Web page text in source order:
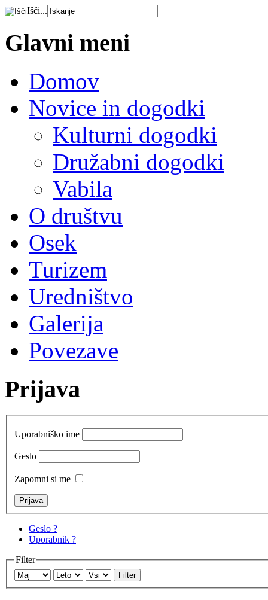
Išči...
Glavni meni
Domov
Novice in dogodki
Kulturni dogodki
Družabni dogodki
Vabila
O društvu
Osek
Turizem
Uredništvo
Galerija
Povezave
Prijava
Uporabniško ime
Geslo
Zapomni si me
Geslo ?
Uporabnik ?
Filter
Filter